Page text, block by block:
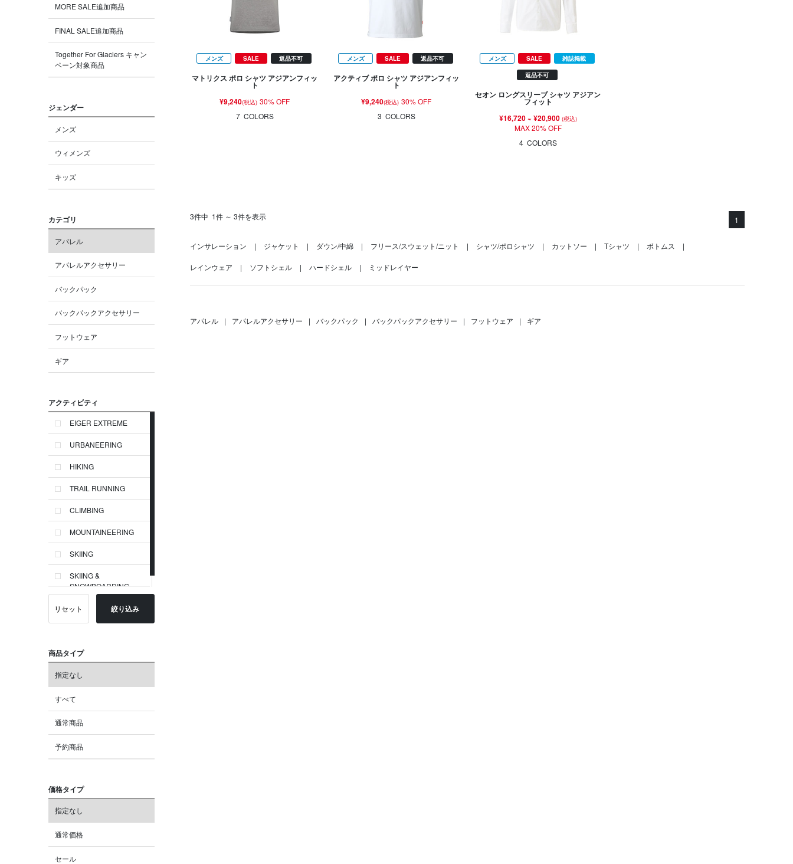
MORE SALE追加商品
FINAL SALE追加商品
Together For Glaciers キャン
ペーン対象商品
ジェンダー
メンズ
ウィメンズ
キッズ
カテゴリ
アパレル
アパレルアクセサリー
バックパック
バックパックアクセサリー
フットウェア
ギア
アクティビティ
EIGER EXTREME
URBANEERING
HIKING
TRAIL RUNNING
CLIMBING
MOUNTAINEERING
SKIING
SKIING &
SNOWBOARDING
リセット 絞り込み
商品タイプ
指定なし
すべて
通常商品
予約商品
価格タイプ
指定なし
通常価格
セール
メンズ SALE 返品不可
マトリクス ポロ シャツ アジアンフィッ
ト
¥9,240(税込) 30% OFF
7 COLORS
メンズ SALE 返品不可
アクティブ ポロ シャツ アジアンフィッ
ト
¥9,240(税込) 30% OFF
3 COLORS
メンズ SALE 雑誌掲載
返品不可
セオン ロングスリーブ シャツ アジアン
フィット
¥16,720~ ¥20,900 (税込)
MAX 20% OFF
4 COLORS
3件中 1件 ～ 3件を表示 1
インサレーション ジャケット ダウン/中綿 フリース/スウェット/ニット シャツ/ポロシャツ カットソー Tシャツ ボトムス
レインウェア ソフトシェル ハードシェル ミッドレイヤー
アパレル | アパレルアクセサリー | バックパック | バックパックアクセサリー | フットウェア | ギア